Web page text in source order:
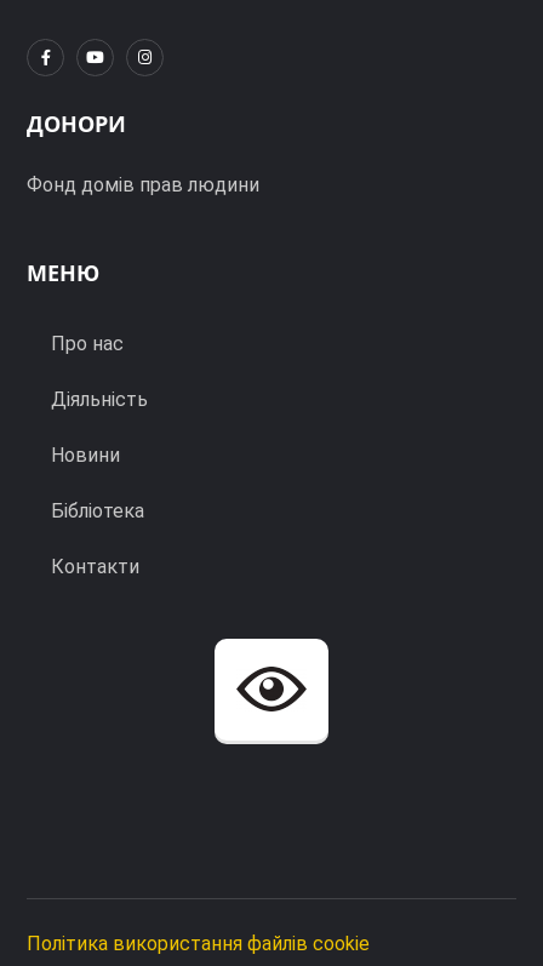
ДОНОРИ
Фонд домів прав людини
МЕНЮ
Про нас
Діяльність
Новини
Бібліотека
Контакти
Політика використання файлів cookie